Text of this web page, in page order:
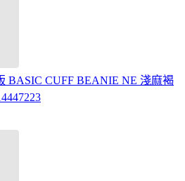
BASIC CUFF BEANIE NE 淺麻褐